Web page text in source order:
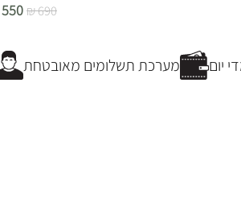
₪690
550
מערכת תשלומים מאובטחת יום